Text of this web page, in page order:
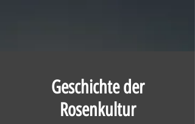
Geschichte der
Rosenkultur